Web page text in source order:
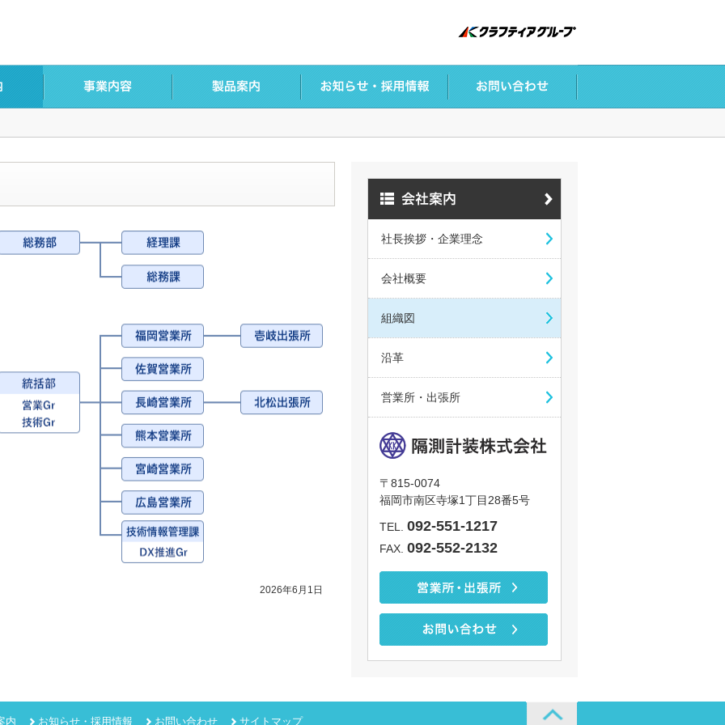
2026年6月1日
社長挨拶・企業理念
会社概要
組織図
沿革
営業所・出張所
〒815-0074
福岡市南区寺塚1丁目28番5号
TEL. 092-551-1217
FAX. 092-552-2132
内 お知らせ・採用情報 お問い合わせ サイトマップ